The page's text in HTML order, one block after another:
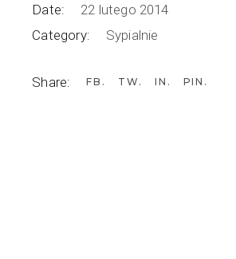
Date:
22 lutego 2014
Category:
Sypialnie
Share: FB TW IN PIN